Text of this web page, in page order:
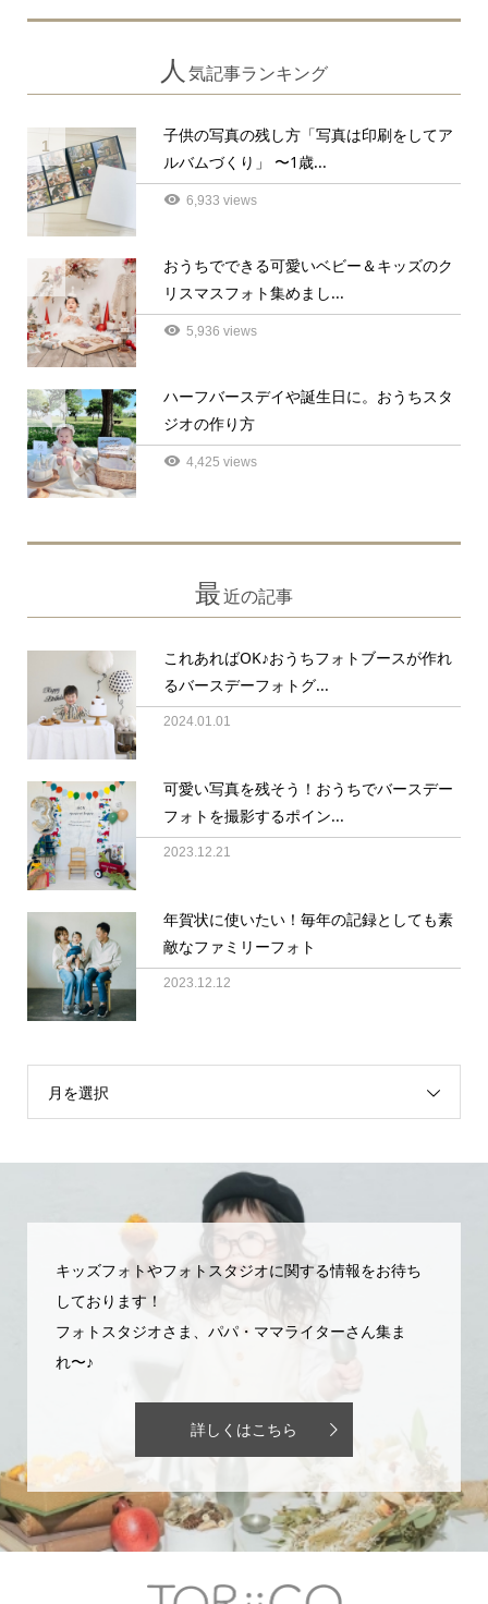
人 気記事ランキング
1
子供の写真の残し方「写真は印刷をしてア
ルバムづくり」 〜1歳...
6,933 views
2
おうちでできる可愛いベビー＆キッズのク
リスマスフォト集めまし...
5,936 views
3
ハーフバースデイや誕生日に。おうちスタ
ジオの作り方
4,425 views
最近の記事
これあればOK♪おうちフォトブースが作れ
るバースデーフォトグ...
2024.01.01
可愛い写真を残そう！おうちでバースデー
フォトを撮影するポイン...
2023.12.21
年賀状に使いたい！毎年の記録としても素
敵なファミリーフォト
2023.12.12
月を選択
キッズフォトやフォトスタジオに関する情報をお待ち
しております！
フォトスタジオさま、パパ・ママライターさん集ま
れ〜♪
詳しくはこちら